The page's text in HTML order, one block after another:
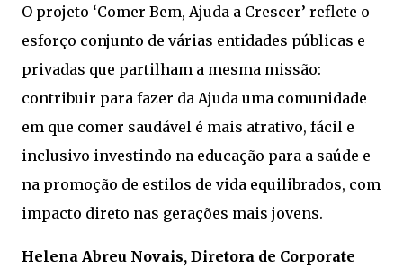
O projeto ‘Comer Bem, Ajuda a Crescer’ reflete o
esforço conjunto de várias entidades públicas e
privadas que partilham a mesma missão:
contribuir para fazer da Ajuda uma comunidade
em que comer saudável é mais atrativo, fácil e
inclusivo investindo na educação para a saúde e
na promoção de estilos de vida equilibrados, com
impacto direto nas gerações mais jovens.
Helena Abreu Novais, Diretora de Corporate